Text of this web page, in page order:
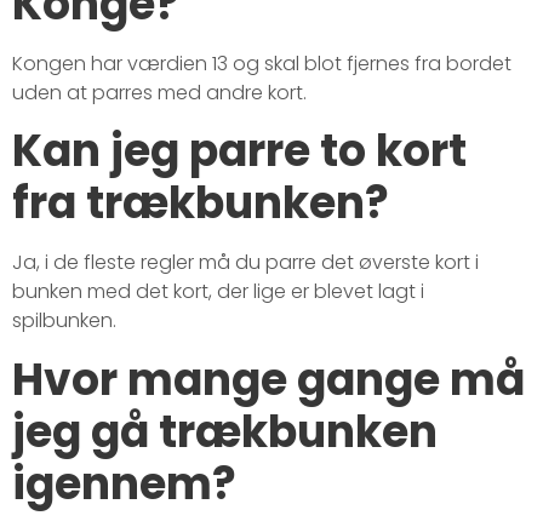
Kongen har værdien 13 og skal blot fjernes fra bordet
uden at parres med andre kort.
Kan jeg parre to kort
fra trækbunken?
Ja, i de fleste regler må du parre det øverste kort i
bunken med det kort, der lige er blevet lagt i
spilbunken.
Hvor mange gange må
jeg gå trækbunken
igennem?